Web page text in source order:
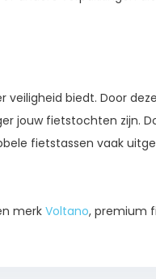
biedt. Door
jouw fietstochten zijn.
fietstassen vaak
merkVoltano, premium